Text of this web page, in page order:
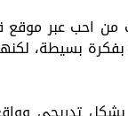
من احب عبر
بفكرة بسيطة،